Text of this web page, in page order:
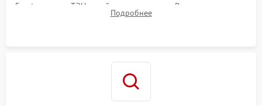
Frost, включая ТЭН оттайки и вентилятор. Ремонт или замена
платы управления при сбоях алгоритмов.
Подробнее